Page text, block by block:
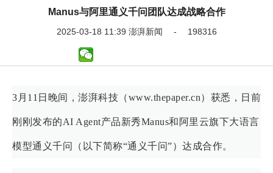
Manus与阿里通义千问团队达成战略合作
2025-03-18 11:39 澎湃新闻 - 198316
3月11日晚间，澎湃科技（www.thepaper.cn）获悉，日前
刚刚发布的AI Agent产品新秀Manus和阿里云旗下大语言
模型通义千问（以下简称“通义千问”）达成合作。